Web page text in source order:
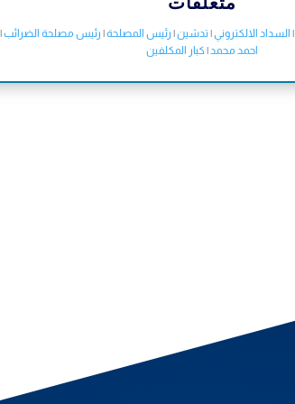
| السداد الالكتروني|تدشين| رئيس المصلحة| رئيس مصلحة الضرائب
احمد محمد|كبار المكلفين